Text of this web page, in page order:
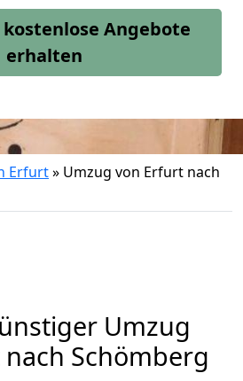
Angebote
erhalten
Erfurt» Umzug von Erfurt nach
Umzug
Schömberg